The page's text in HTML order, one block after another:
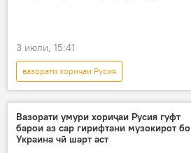
3 июли, 15:41
вазорати хориҷаи Русия
амалиёти вижа
артиш
Русия низоъ
Вазорати умури хориҷаи Русия гуфт
барои аз сар гирифтани музокирот бо
Украина чӣ шарт аст